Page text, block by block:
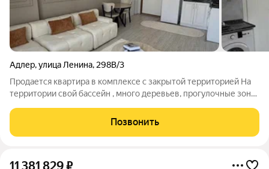
Адлер,улица Ленина, 298В/3
Продается квартира в комплексе с закрытой территорией На
территории свой бассейн , много деревьев, прогулочные зоны
для комфортного проживания так и для сдачи в аренду
Позвонить
11 381 829₽